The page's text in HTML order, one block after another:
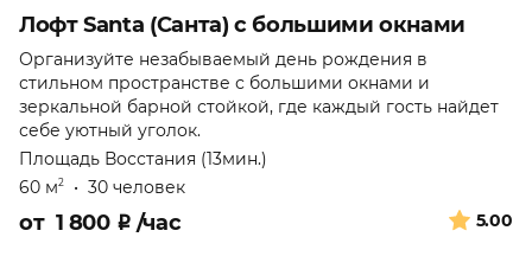
Лофт Santa (Санта) с большими окнами
Организуйте незабываемый день рождения в
стильном пространстве с большими окнами и
зеркальной барной стойкой, где каждый гость найдет
себе уютный уголок.
Площадь Восстания (13мин.)
60 м2 • 30 человек
5.00
от 1 800 ₽ /час